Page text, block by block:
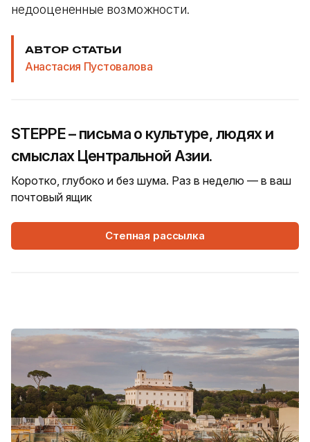
недооцененные возможности.
АВТОР СТАТЬИ
Анастасия Пустовалова
STEPPE – письма о культуре, людях и
смыслах Центральной Азии.
Коротко, глубоко и без шума. Раз в неделю — в ваш
почтовый ящик
Степная рассылка